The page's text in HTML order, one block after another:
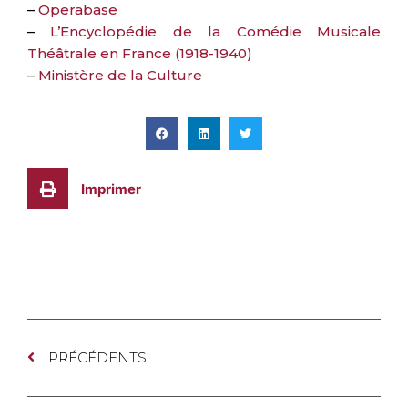
– Operabase
– L’Encyclopédie de la Comédie Musicale
Théâtrale en France (1918-1940)
– Ministère de la Culture
Imprimer
PRÉCÉDENTS